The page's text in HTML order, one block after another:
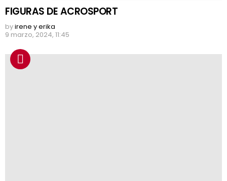
FIGURAS DE ACROSPORT
byirene y erika
9 marzo, 2024, 11:45